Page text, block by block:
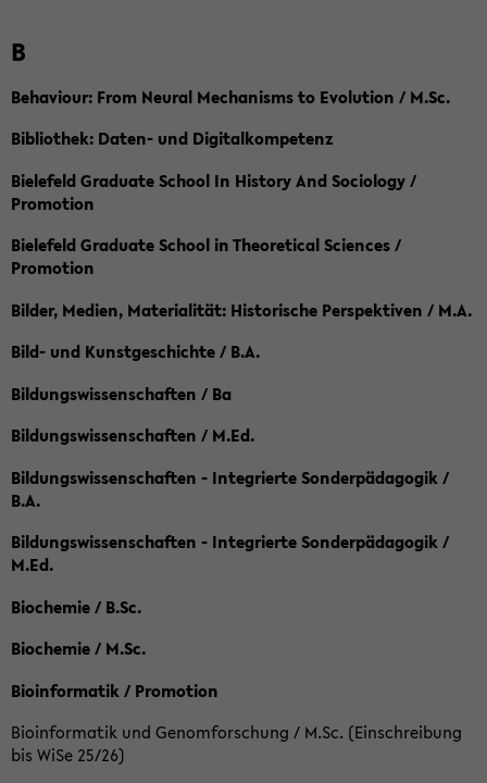
B
Behaviour: From Neural Mechanisms to Evolution / M.Sc.
Bibliothek: Daten- und Digitalkompetenz
Bielefeld Graduate School In History And Sociology /
Promotion
Bielefeld Graduate School in Theoretical Sciences /
Promotion
Bilder, Medien, Materialität: Historische Perspektiven / M.A.
Bild- und Kunstgeschichte / B.A.
Bildungswissenschaften / Ba
Bildungswissenschaften / M.Ed.
Bildungswissenschaften - Integrierte Sonderpädagogik /
B.A.
Bildungswissenschaften - Integrierte Sonderpädagogik /
M.Ed.
Biochemie / B.Sc.
Biochemie / M.Sc.
Bioinformatik / Promotion
Bioinformatik und Genomforschung / M.Sc. (Einschreibung
bis WiSe 25/26)